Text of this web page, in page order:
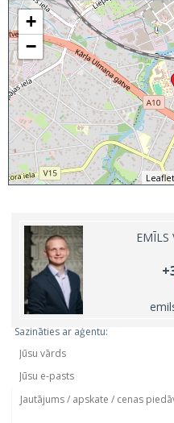
+
−
Leaflet
EMĪLS
Sazināties ar aģentu: